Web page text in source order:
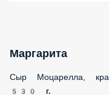
Маргарита
Сыр Моцарелла,
530 г.